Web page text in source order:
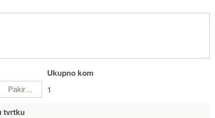
Pakiranje
Ukupno kom
1
tvrtku